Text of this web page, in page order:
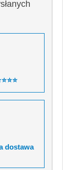
dostawa